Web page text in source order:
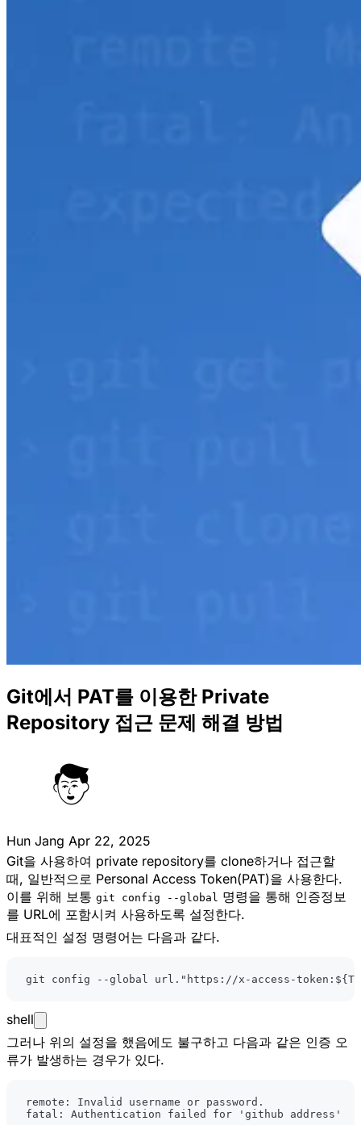
Git에서 PAT를 이용한 Private
Repository 접근 문제 해결 방법
Hun Jang Apr 22, 2025
Git을 사용하여 private repository를 clone하거나 접근할
때, 일반적으로 Personal Access Token(PAT)을 사용한다.
이를 위해 보통 git config --global 명령을 통해 인증정보
를 URL에 포함시켜 사용하도록 설정한다.
대표적인 설정 명령어는 다음과 같다.
git config --global url. "https://x-access-token:
shell
그러나 위의 설정을 했음에도 불구하고 다음과 같은 인증 오
류가 발생하는 경우가 있다.
fatal: Authentication failed for 'github address'